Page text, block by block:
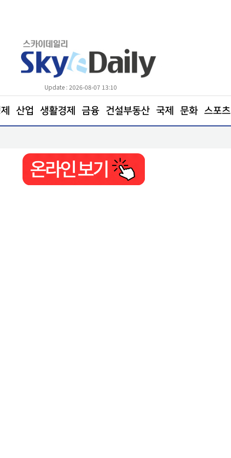
Update : 2026-08-07 13:10
산업 생활경제 금융 건설부동산 국제 문화 스포츠